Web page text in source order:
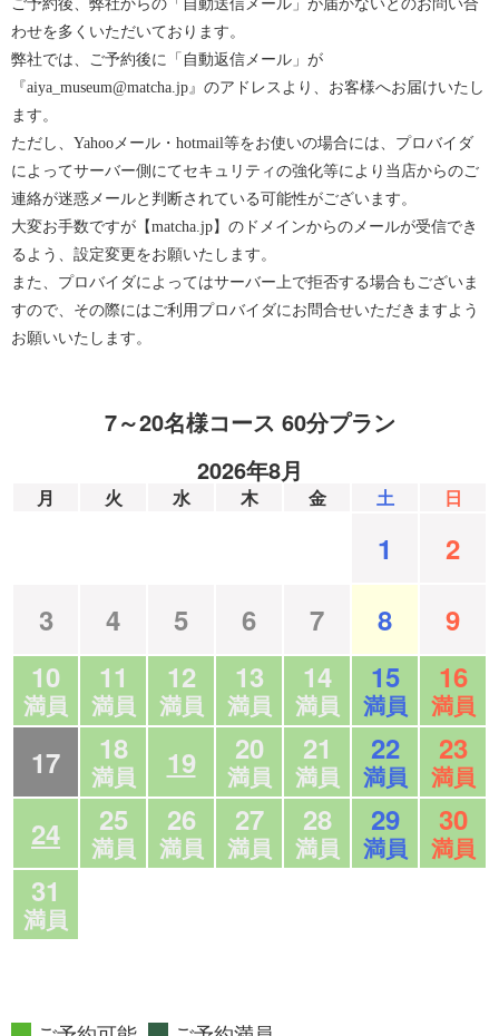
ご予約後、弊社からの「自動送信メール」が届かないとのお問い合
わせを多くいただいております。
弊社では、ご予約後に「自動返信メール」が
『aiya_museum@matcha.jp』のアドレスより、お客様へお届けいたし
ます。
ただし、Yahooメール・hotmail等をお使いの場合には、プロバイダ
によってサーバー側にてセキュリティの強化等により当店からのご
連絡が迷惑メールと判断されている可能性がございます。
大変お手数ですが【matcha.jp】のドメインからのメールが受信でき
るよう、設定変更をお願いたします。
また、プロバイダによってはサーバー上で拒否する場合もございま
すので、その際にはご利用プロバイダにお問合せいただきますよう
お願いいたします。
7～20名様コース 60分プラン
2026年8月
月 火 水 木 金 土 日
1
2
3
4 5 6 7 8
9
10
満員
11
満員
12
満員
13
満員
14
満員
15
満員
16
満員
17 18
満員 19 20
満員
21
満員
22
満員
23
満員
24 25
満員
26
満員
27
満員
28
満員
29
満員
30
満員
31
満員